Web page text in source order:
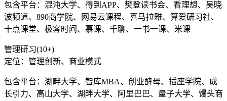
包含平台：混沌大学、得到APP、樊登读书会、看理想、吴晓
波频道、890商学院、网易云课程、喜马拉雅、算爱研习社、
十点课堂、极客时间、慕课、千聊、一书一课、米课
管理研习(10+)
定位：管理创新、商业模式
包含平台：湖畔大学、智库MBA、创业酵母、插座学院、成
长引力、高山大学、湖畔大学、阿里巴巴、量子大学、馒头商